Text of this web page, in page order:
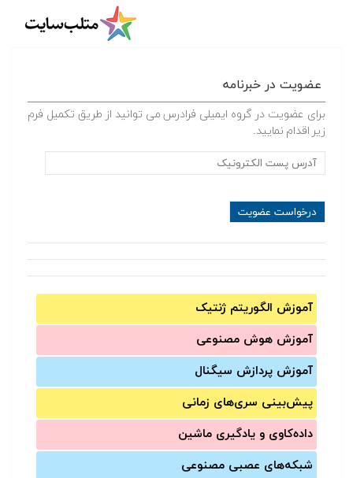
عضویت در خبرنامه
برای عضویت در گروه ایمیلی فرادرس می توانید از طریق تکمیل فرم
زیر اقدام نمایید.
آموزش الگوریتم ژنتیک
آموزش‌ هوش مصنوعی
آموزش‌ پردازش سیگنال
پیش‌‌بینی سری‌‌های زمانی
داده‌کاوی و یادگیری ماشین
شبکه‌های عصبی مصنوعی